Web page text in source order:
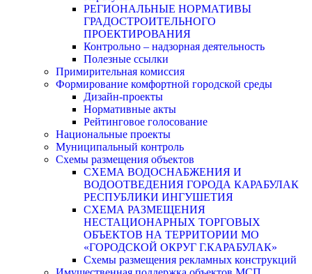
РЕГИОНАЛЬНЫЕ НОРМАТИВЫ
ГРАДОСТРОИТЕЛЬНОГО
ПРОЕКТИРОВАНИЯ
Контрольно – надзорная деятельность
Полезные ссылки
Примирительная комиссия
Формирование комфортной городской среды
Дизайн-проекты
Нормативные акты
Рейтинговое голосование
Национальные проекты
Муниципальный контроль
Схемы размещения объектов
СХЕМА ВОДОСНАБЖЕНИЯ И
ВОДООТВЕДЕНИЯ ГОРОДА КАРАБУЛАК
РЕСПУБЛИКИ ИНГУШЕТИЯ
СХЕМА РАЗМЕЩЕНИЯ
НЕСТАЦИОНАРНЫХ ТОРГОВЫХ
ОБЪЕКТОВ НА ТЕРРИТОРИИ МО
«ГОРОДСКОЙ ОКРУГ Г.КАРАБУЛАК»
Схемы размещения рекламных конструкций